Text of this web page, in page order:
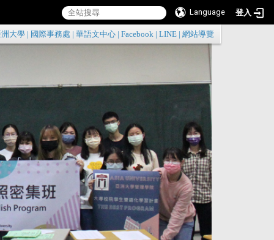
Language 登入
:::
洲大學 國際事務處 華語文中心 Facebook LINE 網站導覽